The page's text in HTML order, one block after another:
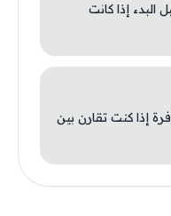
البدء إذا كانت
إذا كنت تقارن بين